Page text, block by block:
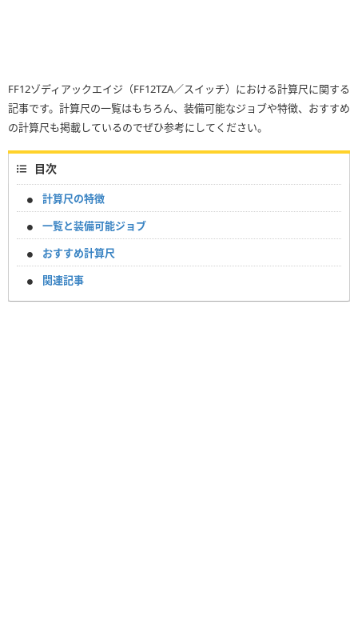
FF12ゾディアックエイジ（FF12TZA／スイッチ）における計算尺に関する
記事です。計算尺の一覧はもちろん、装備可能なジョブや特徴、おすすめ
の計算尺も掲載しているのでぜひ参考にしてください。
目次
計算尺の特徴
一覧と装備可能ジョブ
おすすめ計算尺
関連記事